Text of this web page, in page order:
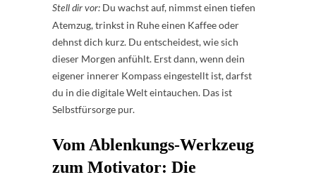
Stell dir vor: Du wachst auf, nimmst einen tiefen
Atemzug, trinkst in Ruhe einen Kaffee oder
dehnst dich kurz. Du entscheidest, wie sich
dieser Morgen anfühlt. Erst dann, wenn dein
eigener innerer Kompass eingestellt ist, darfst
du in die digitale Welt eintauchen. Das ist
Selbstfürsorge pur.
Vom Ablenkungs-Werkzeug
zum Motivator: Die